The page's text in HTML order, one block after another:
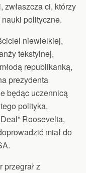
zwłaszcza ci, którzy
polityczne.
niewielkiej,
tekstylnej,
republikanką,
prezydenta
będąc uczennicą
polityka,
Roosevelta,
miał do
przegrał z